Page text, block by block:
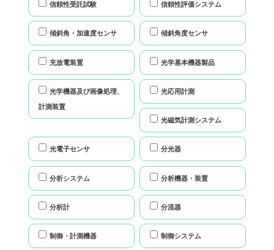
信頼性受託試験 信頼性評価システム
傾斜角・加速度センサ 傾斜角度センサ
充放電装置 光学基本機器製品
光学機器及び画像処理、
計測装置
光応用計測
光磁気計測システム
光電子センサ 分光器
分析システム 分析機器・装置
分析計 分流器
制御・計測機器 制御システム